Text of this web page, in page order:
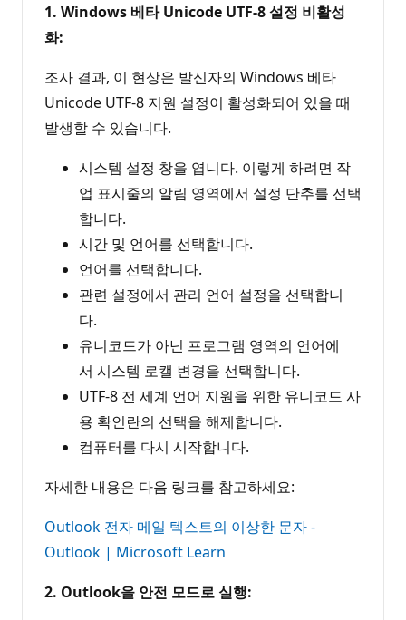
1. Windows 베타 Unicode UTF-8 설정 비활성
화:
조사 결과, 이 현상은 발신자의 Windows 베타
Unicode UTF-8 지원 설정이 활성화되어 있을 때
발생할 수 있습니다.
시스템 설정 창을 엽니다. 이렇게 하려면 작
업 표시줄의 알림 영역에서 설정 단추를 선택
합니다.
시간 및 언어를 선택합니다.
언어를 선택합니다.
관련 설정에서 관리 언어 설정을 선택합니
다.
유니코드가 아닌 프로그램 영역의 언어에
서 시스템 로캘 변경을 선택합니다.
UTF-8 전 세계 언어 지원을 위한 유니코드 사
용 확인란의 선택을 해제합니다.
컴퓨터를 다시 시작합니다.
자세한 내용은 다음 링크를 참고하세요:
Outlook 전자 메일 텍스트의 이상한 문자 -
Outlook | Microsoft Learn
2. Outlook을 안전 모드로 실행: